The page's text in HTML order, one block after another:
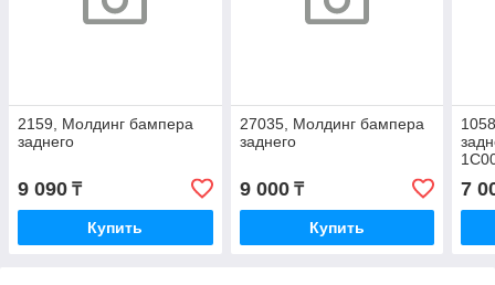
2159, Молдинг бампера
заднего
9 090 ₸
Купить
27035, Молдинг бампера
заднего
9 000₸
Купить
7